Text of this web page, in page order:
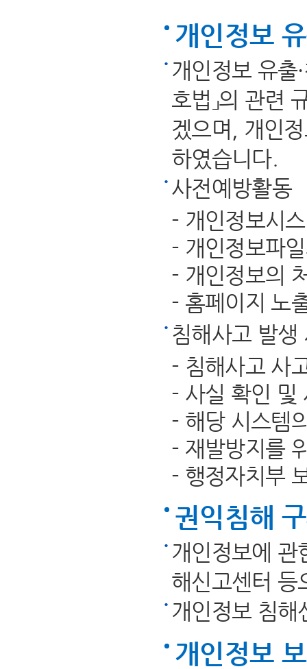
개인정보
개인정보 유출
호법」의 관련
겠으며, 개인
하였습니다.
사전예방활동
- 개인정보시
- 개인정보파
- 개인정보의
- 홈페이지 노
침해사고 발생
- 침해사고 사
- 사실 확인 및
- 해당 시스템
- 재발방지를
- 행정자치부
권익침해
개인정보에 관
해신고센터 등
개인정보 침
개인정보